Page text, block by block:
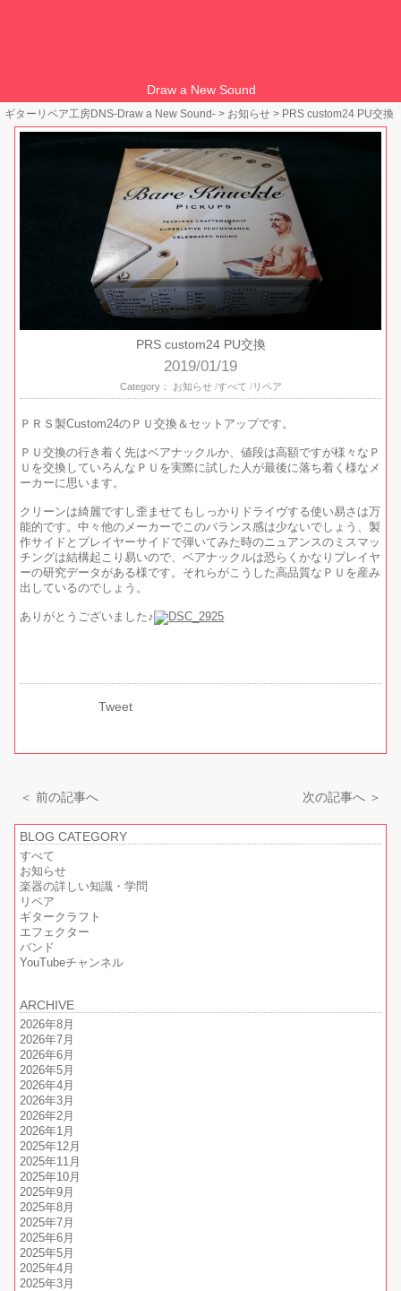
Draw a New Sound
ギターリペア工房DNS-Draw a New Sound- > お知らせ > PRS custom24 PU交換
PRS custom24 PU交換
2019/01/19
Category： お知らせ すべて リペア
ＰＲＳ製Custom24のＰＵ交換＆セットアップです。
ＰＵ交換の行き着く先はベアナックルか、値段は高額ですが様々なＰ
Ｕを交換していろんなＰＵを実際に試した人が最後に落ち着く様なメ
ーカーに思います。
クリーンは綺麗ですし歪ませてもしっかりドライヴする使い易さは万
能的です。中々他のメーカーでこのバランス感は少ないでしょう、製
作サイドとプレイヤーサイドで弾いてみた時のニュアンスのミスマッ
チングは結構起こり易いので、ベアナックルは恐らくかなりプレイヤ
ーの研究データがある様です。それらがこうした高品質なＰＵを産み
出しているのでしょう。
ありがとうございました♪
Tweet
＜ 前の記事へ 次の記事へ ＞
BLOG CATEGORY
すべて
お知らせ
楽器の詳しい知識・学問
リペア
ギタークラフト
エフェクター
バンド
YouTubeチャンネル
ARCHIVE
2026年8月
2026年7月
2026年6月
2026年5月
2026年4月
2026年3月
2026年2月
2026年1月
2025年12月
2025年11月
2025年10月
2025年9月
2025年8月
2025年7月
2025年6月
2025年5月
2025年4月
2025年3月